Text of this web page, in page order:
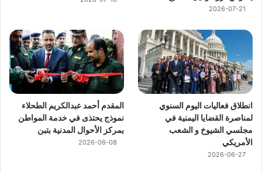
2026-07-21
انطلاق فعاليات اليوم السنوي
لمناصرة القضايا اليمنية في
مجلسي الشيوخ و الشعب
الأمريكي
2026-06-27
المقدم أحمد عبدالكريم الطحلاء
نموذج يحتذى في خدمة المواطن
بمركز الأحوال المدنية بتبن
2026-06-08